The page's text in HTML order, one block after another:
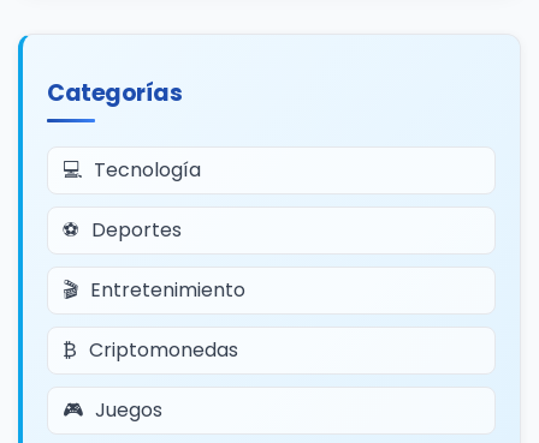
Categorías
Tecnología
Deportes
Entretenimiento
Criptomonedas
Juegos